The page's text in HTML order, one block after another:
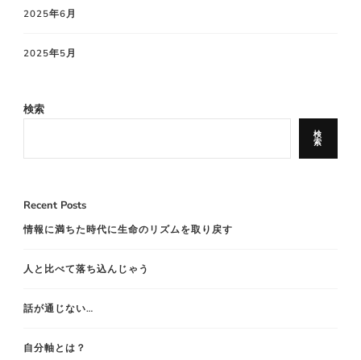
2025年6月
2025年5月
検索
検
索
Recent Posts
情報に満ちた時代に生命のリズムを取り戻す
人と比べて落ち込んじゃう
話が通じない…
自分軸とは？